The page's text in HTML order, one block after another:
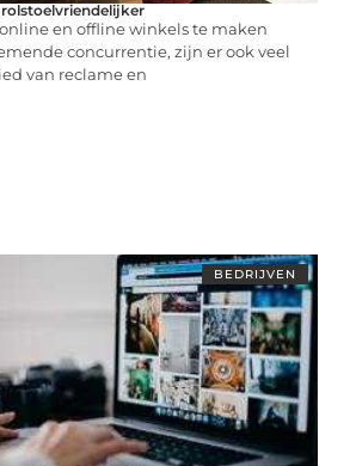
en offline winkels te maken
concurrentie, zijn er ook veel
van reclame en
BEDRIJVEN